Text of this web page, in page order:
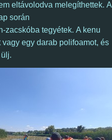
eltávolodva melegíthettek. A
során
zacskóba tegyétek. A kenu
egy darab polifoamot, és